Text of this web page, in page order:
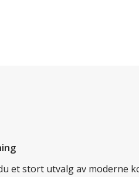
et stort utvalg av moderne